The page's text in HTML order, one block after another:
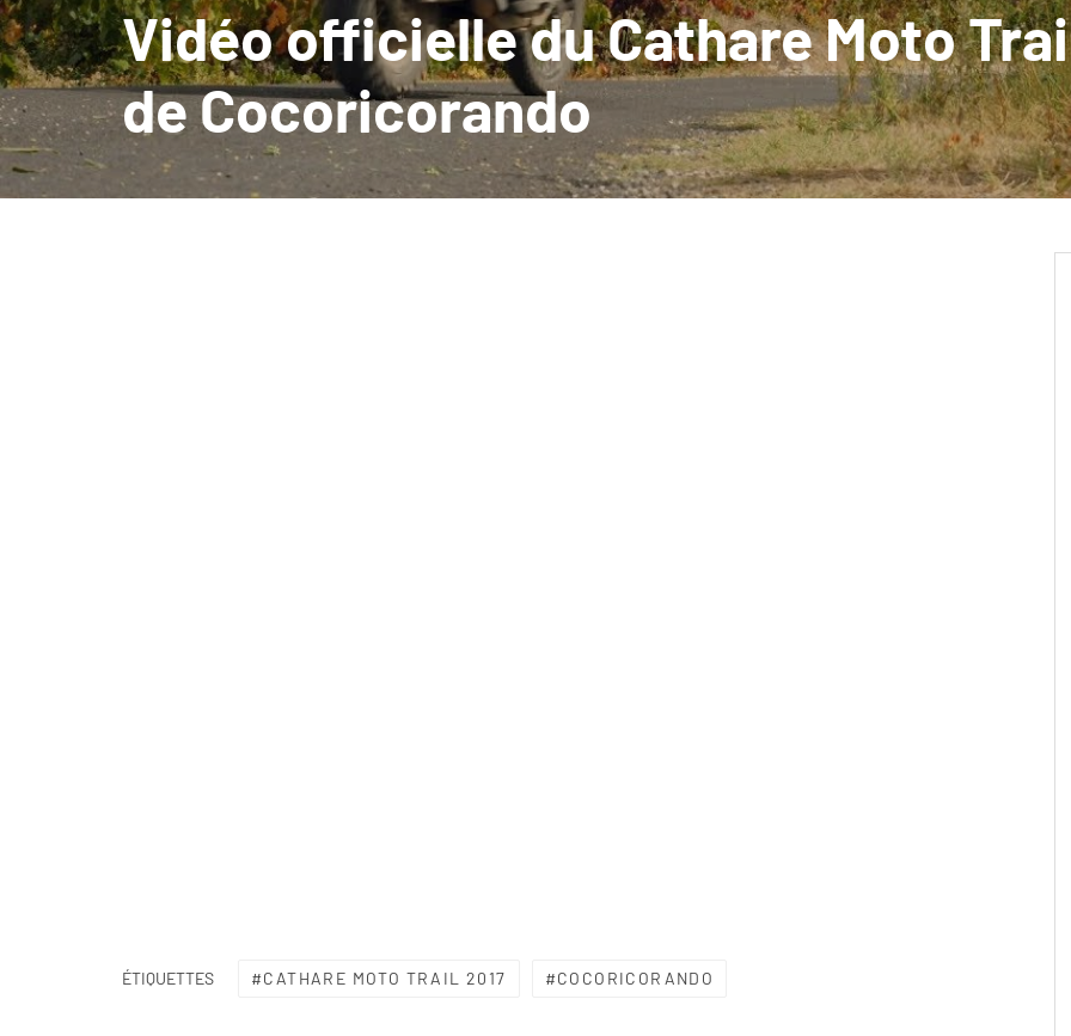
Vidéo officielle du Cathare Moto
de Cocoricorando
ÉTIQUETTES CATHARE MOTO TRAIL 2017 COCORICORANDO